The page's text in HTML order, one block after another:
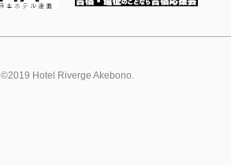
©2019 Hotel Riverge Akebono.